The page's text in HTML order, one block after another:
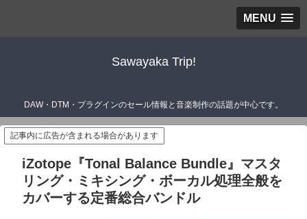
MENU
Sawayaka Trip!
DAW・DTM・プラグインのセール情報と音楽制作の話題が中心です。
記事内に広告が含まれる場合があります
iZotope『Tonal Balance Bundle』マスタ
リング・ミキシング・ボーカル処理全般を
カバーする定番総合バンドル